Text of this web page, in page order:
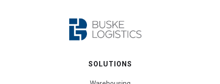
SOLUTIONS